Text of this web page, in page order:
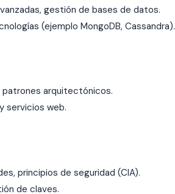
gestión de bases de datos.
(ejemplo MongoDB, Cassandra).
arquitectónicos.
servicios web.
principios de seguridad (CIA).
de claves.